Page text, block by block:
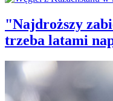
"Najdroższy
trzeba latami